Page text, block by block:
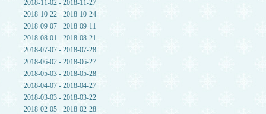
2018-11-02 - 2018-11-27
2018-10-22 - 2018-10-24
2018-09-07 - 2018-09-11
2018-08-01 - 2018-08-21
2018-07-07 - 2018-07-28
2018-06-02 - 2018-06-27
2018-05-03 - 2018-05-28
2018-04-07 - 2018-04-27
2018-03-03 - 2018-03-22
2018-02-05 - 2018-02-28